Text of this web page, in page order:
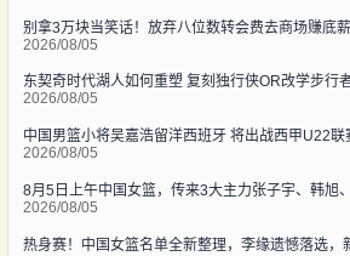
别拿3万块当笑话！放弃八位数转会费去商场赚底
2026/08/05
东契奇时代湖人如何重塑 复刻独行侠OR改学步行者
2026/08/05
中国男篮小将吴嘉浩留洋西班牙 将出战西甲U22联
2026/08/05
8月5日上午中国女篮，传来3大主力张子宇、韩旭
2026/08/05
热身赛！中国女篮名单全新整理，李缘遗憾落选，